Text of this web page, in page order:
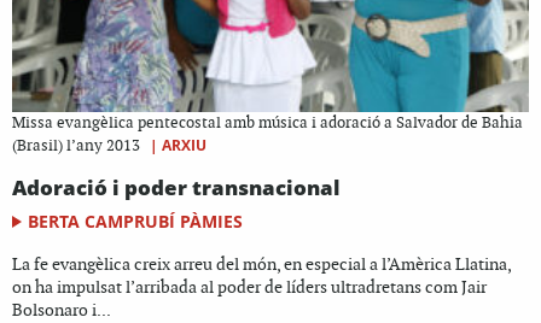
Missa evangèlica pentecostal amb música i adoració a Salvador de Bahia
(Brasil) l’any 2013
| ARXIU
Adoració i poder transnacional
BERTA CAMPRUBÍ PÀMIES
La fe evangèlica creix arreu del món, en especial a l’Amèrica Llatina,
on ha impulsat l’arribada al poder de líders ultradretans com Jair
Bolsonaro i...